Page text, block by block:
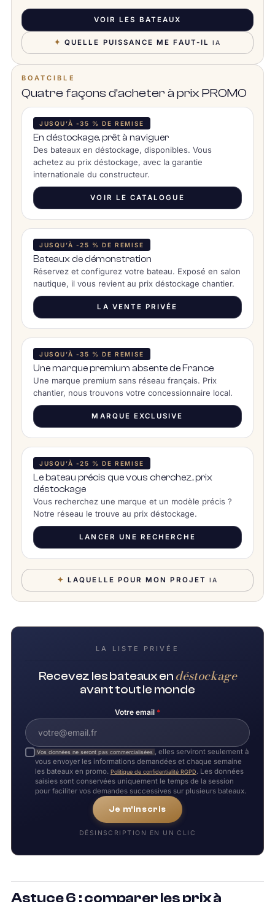
VOIR LES BATEAUX
✦ QUELLE PUISSANCE ME FAUT-ILIA
BOATCIBLE
Quatre façons d’acheter à prix PROMO
JUSQU’À -35 % DE REMISE
En déstockage, prêt à naviguer
Des bateaux en déstockage, disponibles. Vous
achetez au prix déstockage, avec la garantie
internationale du constructeur.
VOIR LE CATALOGUE
JUSQU’À -25 % DE REMISE
Bateaux de démonstration
Réservez et configurez votre bateau. Exposé en salon
nautique, il vous revient au prix déstockage chantier.
LA VENTE PRIVÉE
JUSQU’À -35 % DE REMISE
Une marque premium absente de France
Une marque premium sans réseau français. Prix
chantier, nous trouvons votre concessionnaire local.
MARQUE EXCLUSIVE
JUSQU’À -25 % DE REMISE
Le bateau précis que vous cherchez, prix
déstockage
Vous recherchez une marque et un modèle précis ?
Notre réseau le trouve au prix déstockage.
LANCER UNE RECHERCHE
✦ LAQUELLE POUR MON PROJET IA
LA LISTE PRIVÉE
Recevez les bateaux en déstockage
avant tout le monde
Votre email *
Vos données ne seront pas commercialisées , elles serviront seulement à
vous envoyer les informations demandées et chaque semaine
les bateaux en promo. Politique de confidentialité RGPD. Les données
saisies sont conservées uniquement le temps de la session
pour faciliter vos demandes successives sur plusieurs bateaux.
Je m'inscris
DÉSINSCRIPTION EN UN CLIC
Astuce 6 : comparer les prix à